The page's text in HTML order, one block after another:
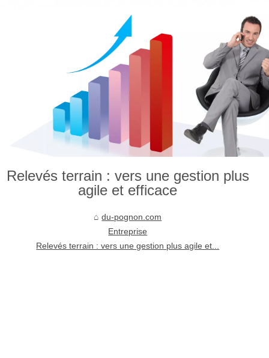
Relevés terrain : vers une gestion plus
agile et efficace
du-pognon.com
Entreprise
Relevés terrain : vers une gestion plus agile et...